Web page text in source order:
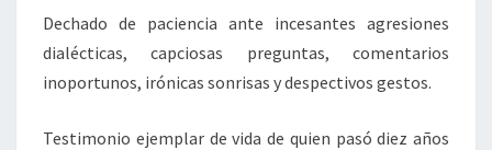
Dechado de paciencia ante incesantes agresiones
dialécticas, capciosas preguntas, comentarios
inoportunos, irónicas sonrisas y despectivos gestos.
Testimonio ejemplar de vida de quien pasó diez años